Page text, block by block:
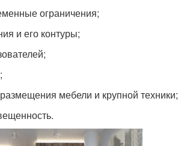
ограничения;
и его контуры;
мебели и крупной техники;